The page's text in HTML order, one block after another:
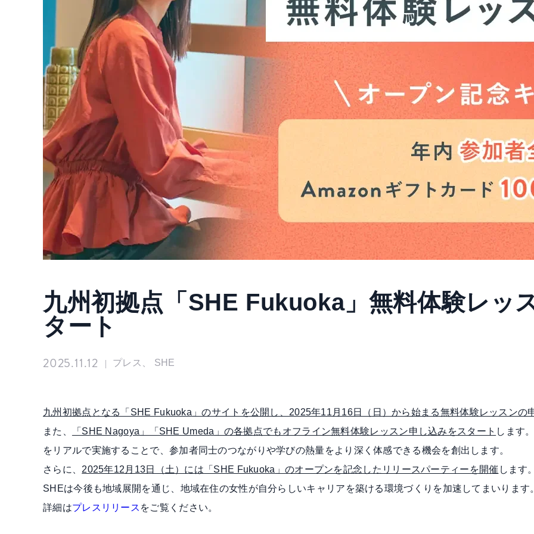
九州初拠点「SHE Fukuoka」無料体験レッ
タート
2025.11.12 | プレス、 SHE
九州初拠点となる「SHE Fukuoka」のサイトを公開し、2025年11月16日（日）から始まる無料体験レッスンの
また、
「SHE Nagoya」「SHE Umeda」の各拠点でもオフライン無料体験レッスン申し込みをスタート します
をリアルで実施することで、参加者同士のつながりや学びの熱量をより深く体感できる機会を創出します。
さらに、 2025年12月13日（土）には「SHE Fukuoka」のオープンを記念したリリースパーティーを開催 します
SHEは今後も地域展開を通じ、地域在住の女性が自分らしいキャリアを築ける環境づくりを加速してまいります
詳細はプレスリリース をご覧ください。